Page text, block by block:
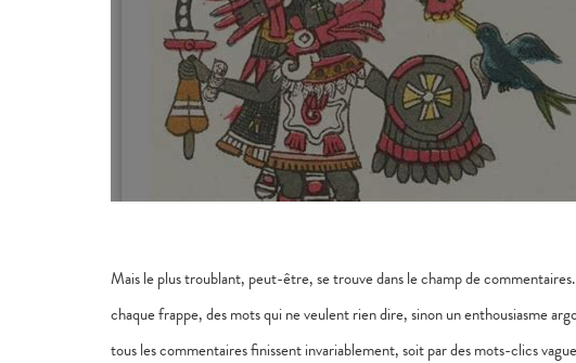
Mais le plus troublant, peut-être, se trouve dans le champ de
chaque frappe, des mots qui ne veulent rien dire, sinon un enthousiasme
tous les commentaires finissent invariablement, soit par des mots-clics